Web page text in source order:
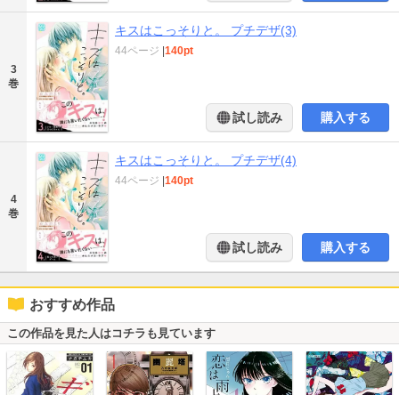
3
巻
キスはこっそりと。 プチデザ(3)
44ページ 140pt
試し読み 購入する
4
巻
キスはこっそりと。 プチデザ(4)
44ページ 140pt
試し読み 購入する
おすすめ作品
この作品を見た人はコチラも見ています